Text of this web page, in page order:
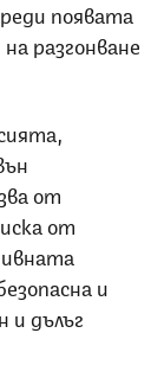
появата
разгонване
от
от
и
и дълъг